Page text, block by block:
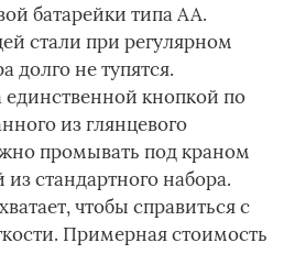
батарейки типа АА.
стали при регулярном
не тупятся.
кнопкой по
из глянцевого
промывать под краном
стандартного набора.
чтобы справиться с
Примерная стоимость